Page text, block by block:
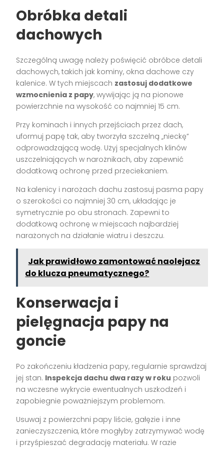
Obróbka detali
dachowych
Szczególną uwagę należy poświęcić obróbce detali
dachowych, takich jak kominy, okna dachowe czy
kalenice. W tych miejscach zastosuj dodatkowe
wzmocnienia z papy, wywijając ją na pionowe
powierzchnie na wysokość co najmniej 15 cm.
Przy kominach i innych przejściach przez dach,
uformuj papę tak, aby tworzyła szczelną „nieckę”
odprowadzającą wodę. Użyj specjalnych klinów
uszczelniających w narożnikach, aby zapewnić
dodatkową ochronę przed przeciekaniem.
Na kalenicy i narożach dachu zastosuj pasma papy
o szerokości co najmniej 30 cm, układając je
symetrycznie po obu stronach. Zapewni to
dodatkową ochronę w miejscach najbardziej
narażonych na działanie wiatru i deszczu.
Jak prawidłowo zamontować naolejacz
do klucza pneumatycznego?
Konserwacja i
pielęgnacja papy na
goncie
Po zakończeniu kładzenia papy, regularnie sprawdzaj
jej stan. Inspekcja dachu dwa razy w roku pozwoli
na wczesne wykrycie ewentualnych uszkodzeń i
zapobiegnie poważniejszym problemom.
Usuwaj z powierzchni papy liście, gałęzie i inne
zanieczyszczenia, które mogłyby zatrzymywać wodę
i przyśpieszać degradację materiału. W razie